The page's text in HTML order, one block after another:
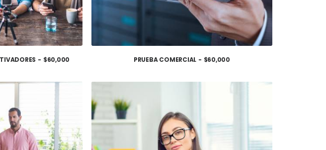
$60,000 PRUEBA COMERCIAL $60,000